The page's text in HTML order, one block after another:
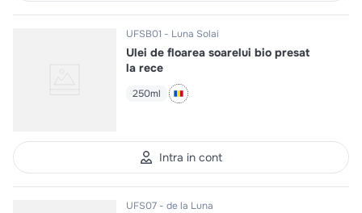
UFSB01 Luna Solai
Ulei de floarea soarelui bio presat
la rece
250ml
Intra in cont
UFS07 de la Luna